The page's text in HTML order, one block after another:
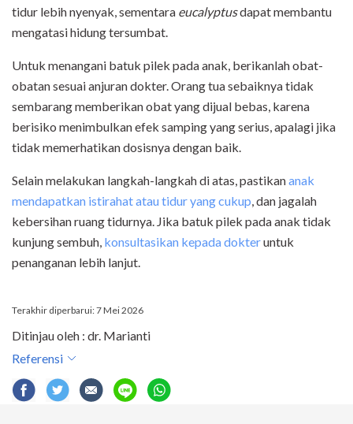
tidur lebih nyenyak, sementara eucalyptusdapat membantu
mengatasi hidung tersumbat.
Untuk menangani batuk pilek pada anak, berikanlah obat-
obatan sesuai anjuran dokter. Orang tua sebaiknya tidak
sembarang memberikan obat yang dijual bebas, karena
berisiko menimbulkan efek samping yang serius, apalagi jika
tidak memerhatikan dosisnya dengan baik.
Selain melakukan langkah-langkah di atas, pastikananak
mendapatkan istirahat atau tidur yang cukup, dan jagalah
kebersihan ruang tidurnya. Jika batuk pilek pada anak tidak
kunjung sembuh, konsultasikan kepada dokteruntuk
penanganan lebih lanjut.
Terakhir diperbarui: 7 Mei 2026